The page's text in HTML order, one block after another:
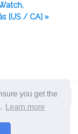
you get the
Learn more
[US / CA] »
Norsk
Românesc